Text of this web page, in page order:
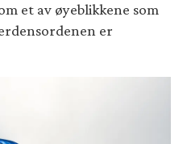
et av øyeblikkene som
er